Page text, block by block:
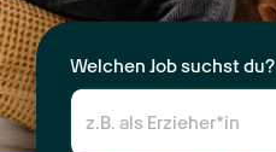
Welchen Job suchst du?